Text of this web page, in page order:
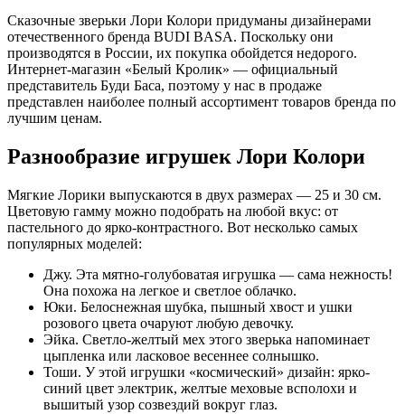
Сказочные зверьки Лори Колори придуманы дизайнерами
отечественного бренда BUDI BASA. Поскольку они
производятся в России, их покупка обойдется недорого.
Интернет-магазин «Белый Кролик» — официальный
представитель Буди Баса, поэтому у нас в продаже
представлен наиболее полный ассортимент товаров бренда по
лучшим ценам.
Разнообразие игрушек Лори Колори
Мягкие Лорики выпускаются в двух размерах — 25 и 30 см.
Цветовую гамму можно подобрать на любой вкус: от
пастельного до ярко-контрастного. Вот несколько самых
популярных моделей:
Джу. Эта мятно-голубоватая игрушка — сама нежность!
Она похожа на легкое и светлое облачко.
Юки. Белоснежная шубка, пышный хвост и ушки
розового цвета очаруют любую девочку.
Эйка. Светло-желтый мех этого зверька напоминает
цыпленка или ласковое весеннее солнышко.
Тоши. У этой игрушки «космический» дизайн: ярко-
синий цвет электрик, желтые меховые всполохи и
вышитый узор созвездий вокруг глаз.